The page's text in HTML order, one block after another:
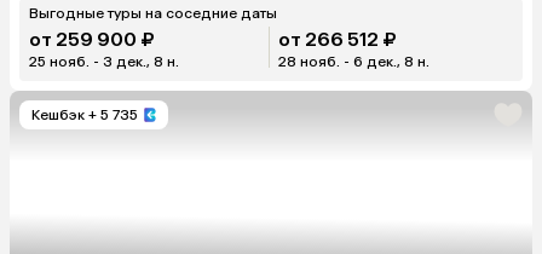
Выгодные туры на соседние даты
от 259 900 ₽
25 нояб. - 3 дек., 8 н.
от 266 512 ₽
28 нояб. - 6 дек., 8 н.
Кешбэк + 5 735